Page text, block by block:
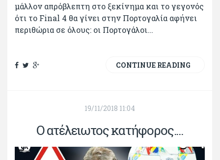
μάλλον απρόβλεπτη στο ξεκίνημα και το γεγονός
ότι το Final 4 θα γίνει στην Πορτογαλία αφήνει
περιθώρια σε όλους: οι Πορτογάλοι...
CONTINUE READING
19/11/2018 11:04
Ο ατέλειωτος κατήφορος....